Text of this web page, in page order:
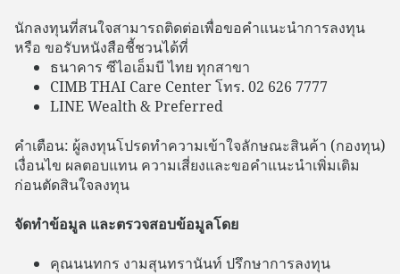
นักลงทุนที่สนใจสามารถติดต่อเพื่อขอคำแนะนำการลงทุน
หรือ ขอรับหนังสือชี้ชวนได้ที่
ธนาคาร ซีไอเอ็มบี ไทย ทุกสาขา
CIMB THAI Care Center โทร. 02 626 7777
LINE Wealth & Preferred
คำเตือน: ผู้ลงทุนโปรดทำความเข้าใจลักษณะสินค้า (กองทุน)
เงื่อนไข ผลตอบแทน ความเสี่ยงและขอคำแนะนำเพิ่มเติม
ก่อนตัดสินใจลงทุน
จัดทำข้อมูล และตรวจสอบข้อมูลโดย
คุณนนทกร งามสุนทรานันท์ ปรึกษาการลงทุน